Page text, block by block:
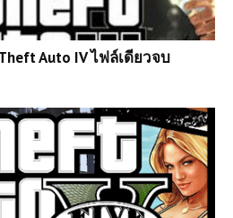
Auto IV ไฟล์เดียวจบ